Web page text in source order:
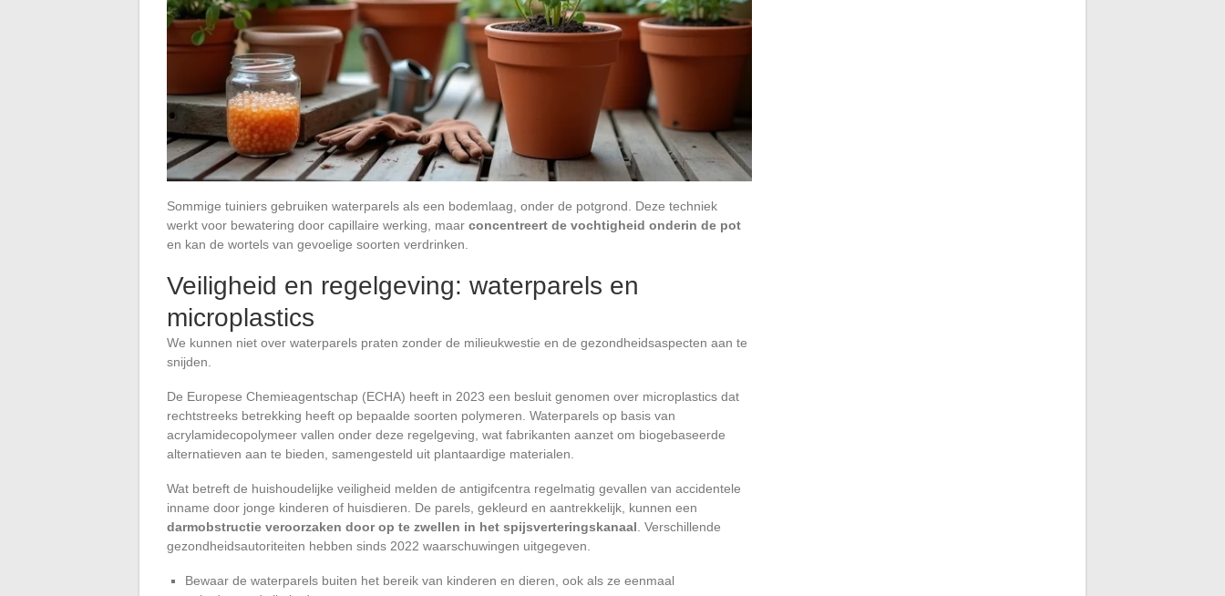
Sommige tuiniers gebruiken waterparels als een bodemlaag, onder de potgrond. Deze techniek
werkt voor bewatering door capillaire werking, maar concentreert de vochtigheid onderin de pot
en kan de wortels van gevoelige soorten verdrinken.
Veiligheid en regelgeving: waterparels en
microplastics
We kunnen niet over waterparels praten zonder de milieukwestie en de gezondheidsaspecten aan te
snijden.
De Europese Chemieagentschap (ECHA) heeft in 2023 een besluit genomen over microplastics dat
rechtstreeks betrekking heeft op bepaalde soorten polymeren. Waterparels op basis van
acrylamidecopolymeer vallen onder deze regelgeving, wat fabrikanten aanzet om biogebaseerde
alternatieven aan te bieden, samengesteld uit plantaardige materialen.
Wat betreft de huishoudelijke veiligheid melden de antigifcentra regelmatig gevallen van accidentele
inname door jonge kinderen of huisdieren. De parels, gekleurd en aantrekkelijk, kunnen een
darmobstructie veroorzaken door op te zwellen in het spijsverteringskanaal . Verschillende
gezondheidsautoriteiten hebben sinds 2022 waarschuwingen uitgegeven.
Bewaar de waterparels buiten het bereik van kinderen en dieren, ook als ze eenmaal